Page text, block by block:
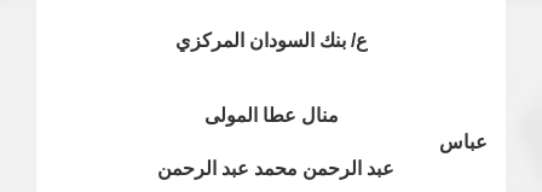
ع/ بنك السودان المركزي
منال عطا المولى
عبد الرحمن محمد عبد الرحمن